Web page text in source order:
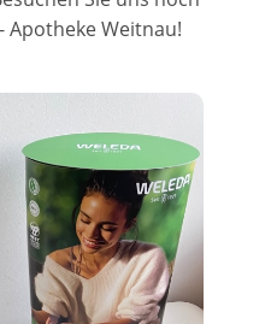
Apotheke Weitnau!